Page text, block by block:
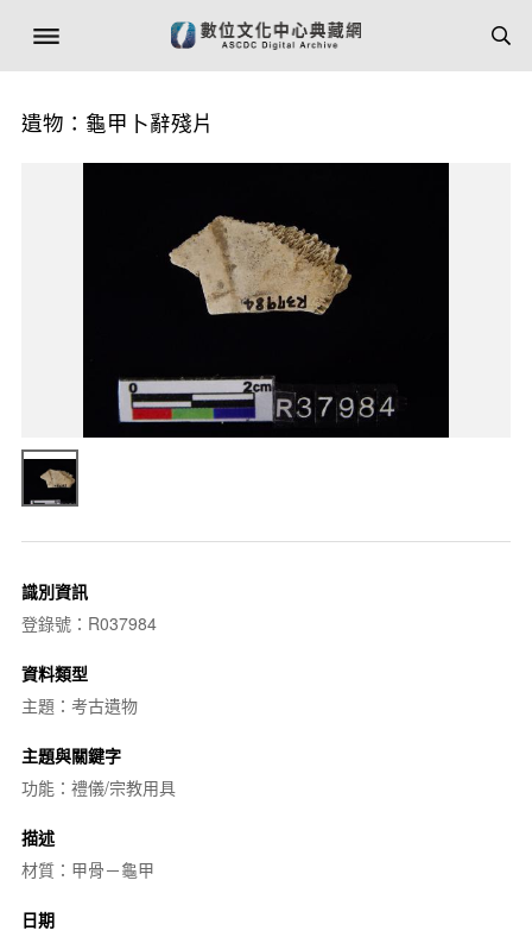
遺物：龜甲卜辭殘片
識別資訊
登錄號：R037984
資料類型
主題：考古遺物
主題與關鍵字
功能：禮儀/宗教用具
描述
材質：甲骨－龜甲
日期